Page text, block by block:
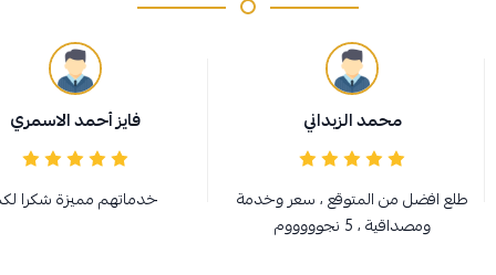
محمد الزبداني
طلع افضل من المتوقع ، سعر وخدمة
ومصداقية ، 5 نجوووووم
فايز أحمد الاسمري
خدماتهم مميزة شكرا